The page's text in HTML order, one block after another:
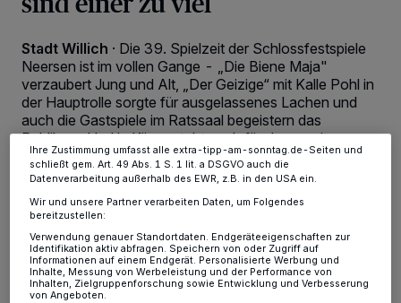
Stadt Willich · Die 39. Spielzeit der Schlossfestspiele
Neersen ist im vollen Gange - „Die Biene Maja"
verzaubert Jung und Alt, „Der Geizige“ mit Kalle Pohl in
der Hauptrolle sorgte für ausgelassenes Lachen und
auch die Gastspiele im Ratssaal begeistern das
Publikum. Und in Kürze steht auch für das zweite
Abendstück „Plötzlich Shakespeare“ die Premiere an.
05.07.2023 , 10:57 Uhr 2 Minuten Lesezeit
Tracking-Technologien für die unter „Wir und unsere Partner
Zwecke. Wenn Tracker deaktiviert sind, sind manche Inhalte und
Anzeigen möglicherweise nicht mehr so relevant für Sie. Sie können
dieses Menü jederzeit wieder aufrufen, um Ihre Einstellungen zu
ändern oder Ihre Einwilligung zu widerrufen, indem Sie auf den Link
Einstellungen oder Ablehnen am unteren Rand der Webseite klicken.
Ihre Einstellungen gelten innerhalb unseres Website. Weitere
Informationen finden Sie in unserer Datenschutzerklärung.
Ihre Zustimmung umfasst alle extra-tipp-am-sonntag.de-Seiten und
schließt gem. Art. 49 Abs. 1 S. 1 lit. a DSGVO auch die
Datenverarbeitung außerhalb des EWR, z.B. in den USA ein.
Wir und unsere Partner verarbeiten Daten, um Folgendes
bereitzustellen:
Verwendung genauer Standortdaten. Endgeräteeigenschaften zur
Identifikation aktiv abfragen. Speichern von oder Zugriff auf
Informationen auf einem Endgerät. Personalisierte Werbung und
Inhalte, Messung von Werbeleistung und der Performance von
Inhalten, Zielgruppenforschung sowie Entwicklung und Verbesserung
von Angeboten.